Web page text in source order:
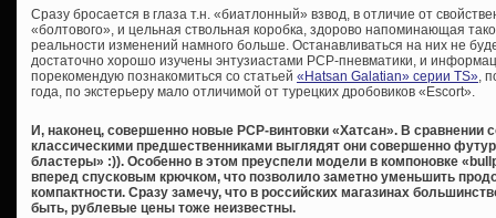
Сразу бросается в глаза т.н. «биатлонный» взвод, в отличие от
«болтового», и цельная ствольная коробка, здорово напоминающая
реальности изменений намного больше. Останавливаться на них не
достаточно хорошо изучены энтузиастами PCP-пневматики, и
порекомендую познакомиться со статьей «Hatsan Galatian» серии TS»,
года, по экстерьеру мало отличимой от турецких дробовиков «Escort».
И, наконец, совершенно новые PCP-винтовки «Хатсан». В сравнении
классическими предшественниками выглядят они совершенно
бластеры» :)). Особенно в этом преуспели модели в компоновке
вперед спусковым крючком, что позволило заметно уменьшить
компактности. Сразу замечу, что в российских магазинах
быть, рублевые цены тоже неизвестны.